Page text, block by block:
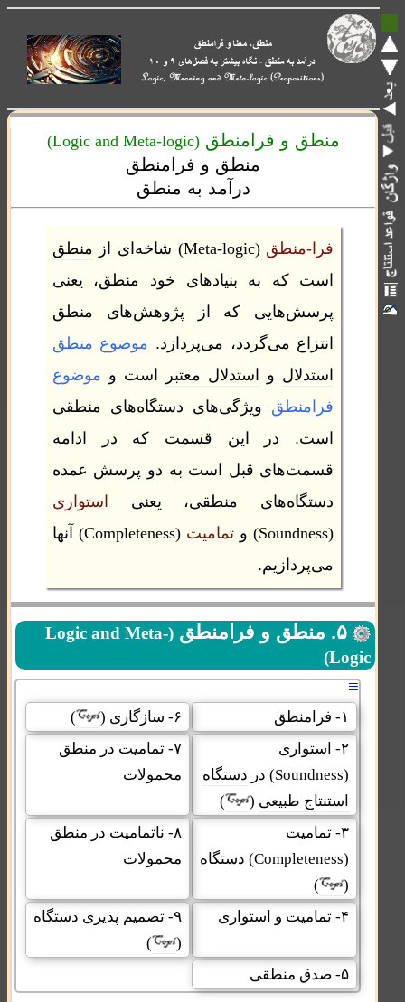
منطق و فرامنطق(Logic and Meta-logic)
منطق و فرامنطق
درآمد به منطق
فرا-منطق (Meta-logic) شاخه‌ای از منطق
است که به بنیادهای خود منطق، یعنی
پرسش‌هایی که از پژوهش‌های منطق
انتزاع می‌گردد، می‌پردازد. موضوع منطق
استدلال و استدلال معتبر است و موضوع
فرامنطق ویژگی‌های دستگاه‌های منطقی
است. در این قسمت که در ادامه
قسمت‌های قبل است به دو پرسش عمده
دستگاه‌های منطقی، یعنی
استواری
(Soundness)
و تمامیت (Completeness)
آنها
می‌پردازیم.
(Logic and Meta-
Logic)
≡
۱- فرامنطق ۶- سازگاری (
)
۲- استواری
(Soundness)
در دستگاه
استنتاج طبیعی (
)
۷- تمامیت در منطق
محمولات
۳- تمامیت
(Completeness)
دستگاه
(
)
۸- ناتمامیت در منطق
محمولات
۴- تمامیت و استواری
۹- تصمیم پذیری دستگاه
(
)
۵- صدق منطقی